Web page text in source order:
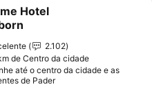
aos favoritos
Hotel
2.102
de Centro da cidade
até o centro da cidade e as
de Pader